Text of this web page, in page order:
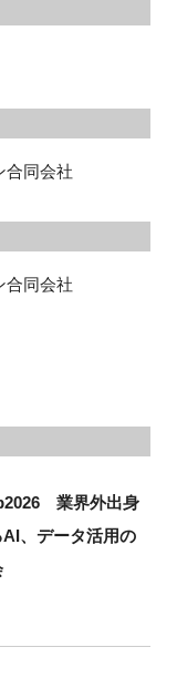
合同会社
合同会社
業界外出身
、データ活用の